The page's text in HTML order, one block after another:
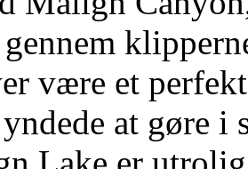
være et
at gøre i